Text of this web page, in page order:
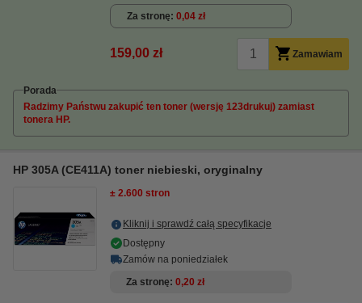
Za stronę 0,04 zł
159,00 zł Zamawiam
Porada
Radzimy Państwu zakupić ten toner (wersję 123drukuj) zamiast
tonera HP.
HP 305A (CE411A) toner niebieski, oryginalny
± 2.600 stron
Kliknij i sprawdź całą specyfikacje
Dostępny
Zamów na poniedziałek
Za stronę 0,20 zł